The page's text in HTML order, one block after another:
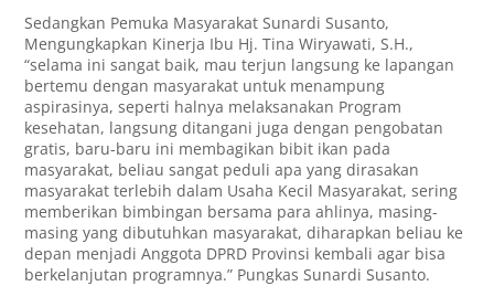
Sedangkan Pemuka Masyarakat Sunardi Susanto,
Mengungkapkan Kinerja Ibu Hj. Tina Wiryawati, S.H.,
“selama ini sangat baik, mau terjun langsung ke lapangan
bertemu dengan masyarakat untuk menampung
aspirasinya, seperti halnya melaksanakan Program
kesehatan, langsung ditangani juga dengan pengobatan
gratis, baru-baru ini membagikan bibit ikan pada
masyarakat, beliau sangat peduli apa yang dirasakan
masyarakat terlebih dalam Usaha Kecil Masyarakat, sering
memberikan bimbingan bersama para ahlinya, masing-
masing yang dibutuhkan masyarakat, diharapkan beliau ke
depan menjadi Anggota DPRD Provinsi kembali agar bisa
berkelanjutan programnya.” Pungkas Sunardi Susanto.